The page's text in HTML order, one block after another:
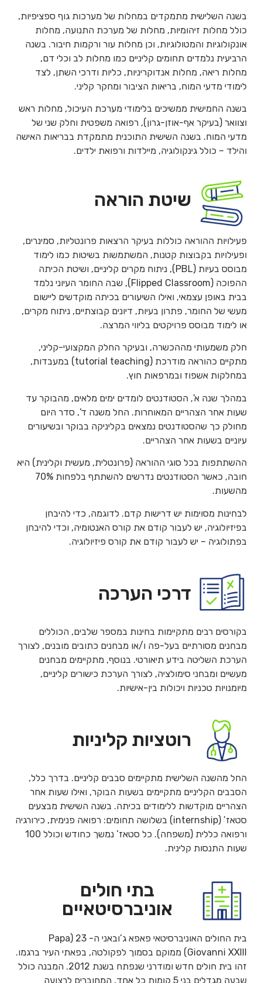
בשנה השלישית מתמקדים במחלות של מערכות גוף ספציפיות,
כולל מחלות זיהומיות, מחלות של מערכת התנועה, מחלות
אונקולוגיות והמטולוגיות, וכן מחלות עור ורקמות חיבור. בשנה
הרביעית נלמדים תחומים קליניים כמו מחלות לב וכלי דם,
מחלות ריאה, מחלות אנדוקריניות, כליות ודרכי השתן, לצד
לימודי מדעי המוח, בריאות הציבור ומחקר קליני.
בשנה החמישית ממשיכים בלימודי מערכת העיכול, מחלות ראש
וצוואר (בעיקר אף-אוזן-גרון), רפואה משפטית וחלק שני של
מדעי המוח. בשנה השישית התוכנית מתמקדת בבריאות האישה
והילד – כולל גינקולוגיה, מיילדות ורפואת ילדים.
שיטת הוראה
פעילויות ההוראה כוללות בעיקר הרצאות פרונטליות, סמינרים,
ופעילויות בקבוצות קטנות, המשתמשות בשיטות כמו לימוד
מבוסס בעיות (PBL), ניתוח מקרים קליניים, ושיטת הכיתה
ההפוכה (Flipped Classroom), שבה החומר העיוני נלמד
בבית באופן עצמאי, ואילו השיעורים בכיתה מוקדשים ליישום
מעשי של החומר, פתרון בעיות, דיונים קבוצתיים, ניתוח מקרים,
או לימוד מבוסס פרויקטים בליווי המרצה.
חלק משמעותי מההכשרה, ובעיקר החלק המקצועי-קליני,
מתקיים כהוראה מודרכת (tutorial teaching) במעבדות,
במחלקות אשפוז ובמרפאות חוץ.
במהלך שנה א’, הסטודנטים לומדים ימים מלאים, מהבוקר עד
שעות אחר הצהריים המאוחרות. החל משנה ד’, סדר היום
מחולק כך שהסטודנטים נמצאים בקליניקה בבוקר ובשיעורים
עיוניים בשעות אחר הצהריים.
ההשתתפות בכל סוגי ההוראה (פרונטלית, מעשית וקלינית) היא
חובה, כאשר הסטודנטים נדרשים להשתתף בלפחות 70%
מהשעות.
לבחינות מסוימות יש דרישות קדם. לדוגמה, כדי להיבחן
בפיזיולוגיה, יש לעבור קודם את קורס האנטומיה, וכדי להיבחן
בפתולוגיה – יש לעבור קודם את קורס פיזיולוגיה.
דרכי הערכה
בקורסים רבים מתקיימות בחינות במספר שלבים, הכוללים
מבחנים מסורתיים בעל-פה ו/או מבחנים כתובים מובנים, לצורך
הערכת השליטה בידע תיאורטי. בנוסף, מתקיימים מבחנים
מעשיים ומבחני סימולציה, לצורך הערכת כישורים קליניים,
מיומנויות טכניות ויכולות בין-אישיות.
רוטציות קליניות
החל מהשנה השלישית מתקיימים סבבים קליניים. בדרך כלל,
הסבבים הקליניים מתקיימים בשעות הבוקר, ואילו שעות אחר
הצהריים מוקדשות ללימודים בכיתה. בשנה השישית מבצעים
סטאז’ (internship) בשלושה תחומים: רפואה פנימית, כירורגיה
ורפואה כללית (משפחה). כל סטאז’ נמשך כחודש וכולל 100
שעות התנסות קלינית.
בתי חולים
אוניברסיטאיים
בית החולים האוניברסיטאי פאפא ג’ובאני ה- 23 (Papa
Giovanni XXIII) ממוקם בסמוך לפקולטה, בפאתי העיר ברגמו.
זהו בית חולים חדש ומודרני שנפתח בשנת 2012. המבנה כולל
שבעה מגדלים בני 5 קומות כל אחד, המחוברים לרצועה